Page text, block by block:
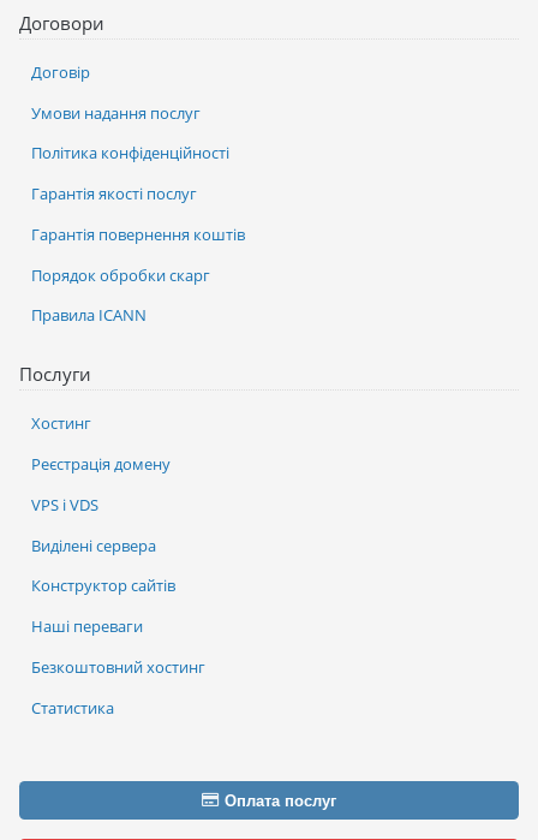
Послуги
Хостинг
Реєстрація домену
VPS і VDS
Виділені сервера
Конструктор сайтів
Наші переваги
Безкоштовний хостинг
Статистика
Договори
Договір
Умови надання послуг
Політика конфіденційності
Гарантія якості послуг
Гарантія повернення коштів
Порядок обробки скарг
Правила ICANN
Оплата послуг